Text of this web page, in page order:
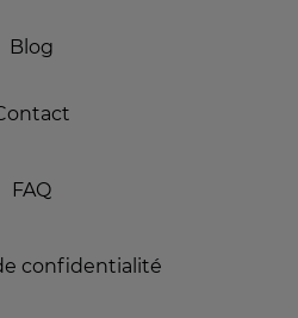
Blog
FAQ
confidentialité